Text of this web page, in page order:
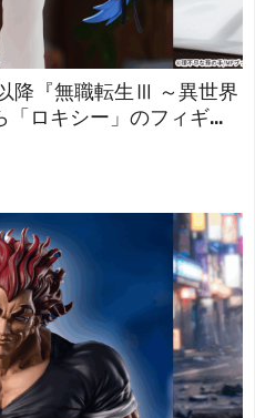
降『無職転生Ⅲ ～異世界
ロキシー」のフィギュ